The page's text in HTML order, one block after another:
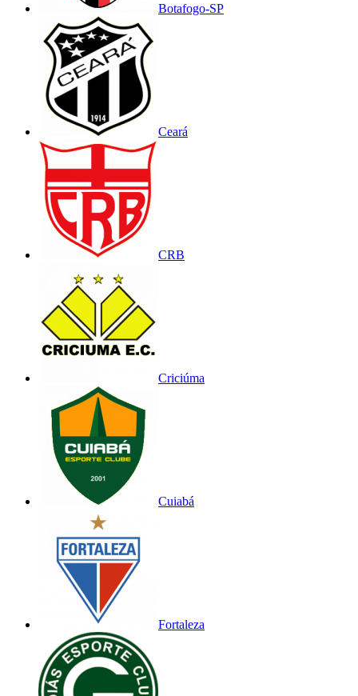
Botafogo-SP
Ceará
CRB
Criciúma
Cuiabá
Fortaleza